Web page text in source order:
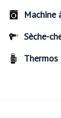
Machine
Sèche-
Thermos